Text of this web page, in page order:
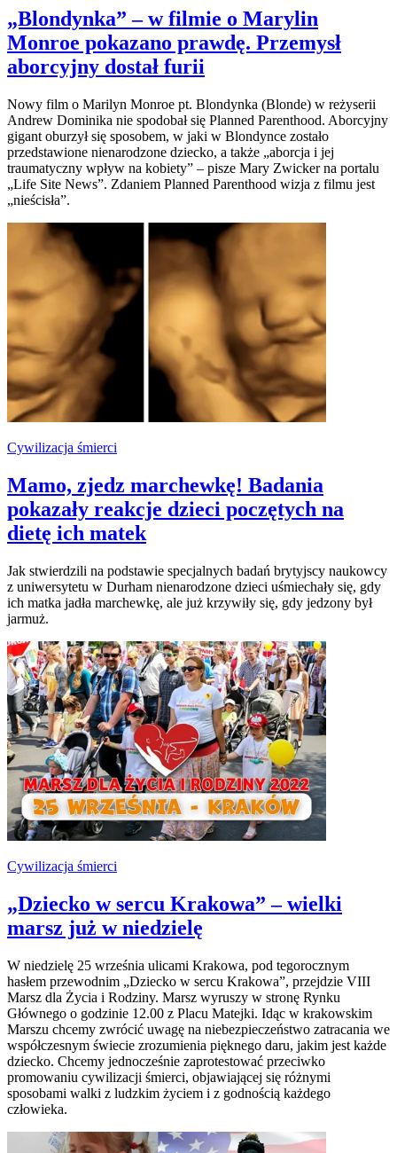
„Blondynka” – w filmie o Marylin
Monroe pokazano prawdę. Przemysł
aborcyjny dostał furii
Nowy film o Marilyn Monroe pt. Blondynka (Blonde) w reżyserii
Andrew Dominika nie spodobał się Planned Parenthood. Aborcyjny
gigant oburzył się sposobem, w jaki w Blondynce zostało
przedstawione nienarodzone dziecko, a także „aborcja i jej
traumatyczny wpływ na kobiety” – pisze Mary Zwicker na portalu
„Life Site News”. Zdaniem Planned Parenthood wizja z filmu jest
„nieścisła”.
Cywilizacja śmierci
Mamo, zjedz marchewkę! Badania
pokazały reakcje dzieci poczętych na
dietę ich matek
Jak stwierdzili na podstawie specjalnych badań brytyjscy naukowcy
z uniwersytetu w Durham nienarodzone dzieci uśmiechały się, gdy
ich matka jadła marchewkę, ale już krzywiły się, gdy jedzony był
jarmuż.
Cywilizacja śmierci
„Dziecko w sercu Krakowa” – wielki
marsz już w niedzielę
W niedzielę 25 września ulicami Krakowa, pod tegorocznym
hasłem przewodnim „Dziecko w sercu Krakowa”, przejdzie VIII
Marsz dla Życia i Rodziny. Marsz wyruszy w stronę Rynku
Głównego o godzinie 12.00 z Placu Matejki. Idąc w krakowskim
Marszu chcemy zwrócić uwagę na niebezpieczeństwo zatracania we
współczesnym świecie zrozumienia pięknego daru, jakim jest każde
dziecko. Chcemy jednocześnie zaprotestować przeciwko
promowaniu cywilizacji śmierci, objawiającej się różnymi
sposobami walki z ludzkim życiem i z godnością każdego
człowieka.